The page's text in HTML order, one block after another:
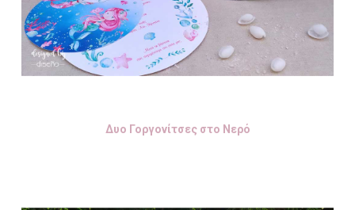
Δυο Γοργονίτσες στο Νερό